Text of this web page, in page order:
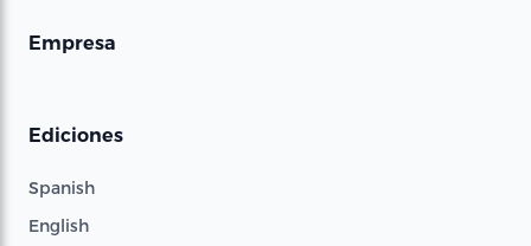
Empresa
Ediciones
Spanish
English